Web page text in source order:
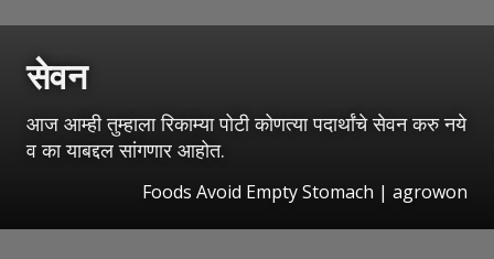
सेवन
आज आम्ही तुम्हाला रिकाम्या पोटी कोणत्या पदार्थांचे सेवन करु नये
व का याबद्दल सांगणार आहोत.
Foods Avoid Empty Stomach | agrowon